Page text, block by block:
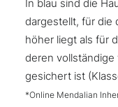
In blau sind die
dargestellt, für die
höher liegt als für
deren
gesichert ist
*Online Mendalian